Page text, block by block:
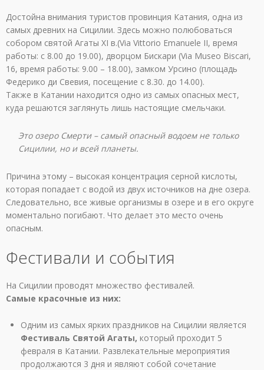
Достойна внимания туристов провинция Катания, одна из
самых древних на Сицилии. Здесь можно полюбоваться
собором святой Агаты XI в.(Via Vittorio Emanuele II, время
работы: с 8.00 до 19.00), дворцом Бискари (Via Museo Biscari,
16, время работы: 9.00 – 18.00), замком Урсино (площадь
Федерико ди Свевия, посещение с 8.30. до 14.00).
Также в Катании находится одно из самых опасных мест,
куда решаются заглянуть лишь настоящие смельчаки.
Это озеро Смерти – самый опасный водоем не только
Сицилии, но и всей планеты.
Причина этому – высокая концентрация серной кислоты,
которая попадает с водой из двух источников на дне озера.
Следовательно, все живые организмы в озере и в его округе
моментально погибают. Что делает это место очень
опасным.
Фестивали и события
На Сицилии проводят множество фестивалей.
Самые красочные из них:
Одним из самых ярких праздников на Сицилии является
Фестиваль Святой Агаты, который проходит 5
февраля в Катании. Развлекательные мероприятия
продолжаются 3 дня и являют собой сочетание